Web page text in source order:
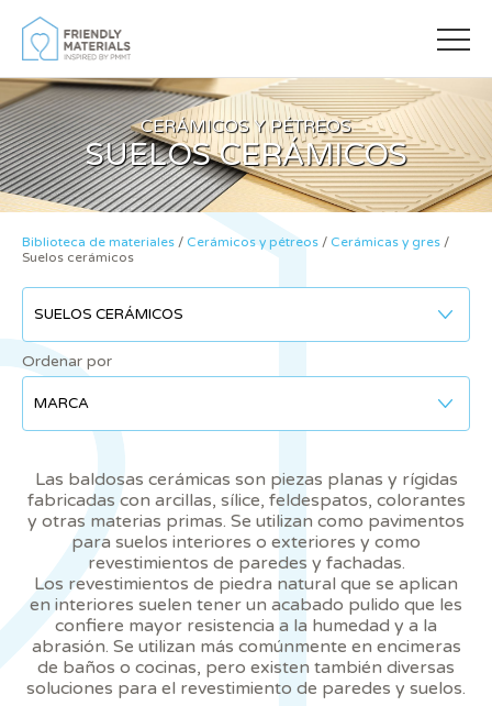
CERÁMICOS Y PÉTREOS
SUELOS CERÁMICOS
Biblioteca de materiales / Cerámicos y pétreos / Cerámicas y gres /
Suelos cerámicos
Ordenar por
Las baldosas cerámicas son piezas planas y rígidas
fabricadas con arcillas, sílice, feldespatos, colorantes
y otras materias primas. Se utilizan como pavimentos
para suelos interiores o exteriores y como
revestimientos de paredes y fachadas.
Los revestimientos de piedra natural que se aplican
en interiores suelen tener un acabado pulido que les
confiere mayor resistencia a la humedad y a la
abrasión. Se utilizan más comúnmente en encimeras
de baños o cocinas, pero existen también diversas
soluciones para el revestimiento de paredes y suelos.
Modificar cookies
Técnicas y funcionales
Siempre activas
Si continua navegando, supone la aceptación de la
instalación de las mismas. El usuario tiene la posibilidad
de configurar su navegador pudiendo, si así lo desea,
impedir que sean instaladas en su disco duro, aunque
deberá tener en cuenta que dicha acción podrá ocasionar
dificultades de navegación de la página web.
Analíticas y personalización
Permiten realizar el seguimiento y análisis del
comportamiento de los usuarios de este sitio web. La
información recogida mediante este tipo de cookies se